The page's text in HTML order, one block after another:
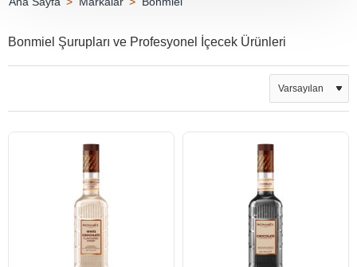
Bonmiel Şurupları ve Profesyonel İçecek Ürünleri